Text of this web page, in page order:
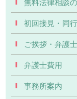
初回接見・同
ご挨拶・弁護
弁護士費用
事務所案内